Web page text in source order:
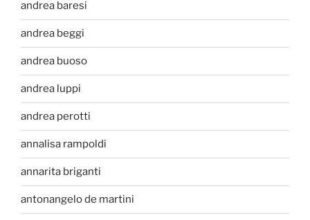
andrea baresi
andrea beggi
andrea buoso
andrea luppi
andrea perotti
annalisa rampoldi
annarita briganti
antonangelo de martini